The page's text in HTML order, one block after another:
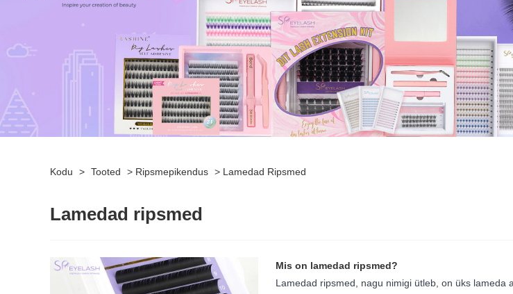
Kodu > Tooted > Ripsmepikendus > Lamedad Ripsmed
Lamedad ripsmed
Mis on lamedad ripsmed?
Lamedad ripsmed, nagu nimigi ütleb, on üks